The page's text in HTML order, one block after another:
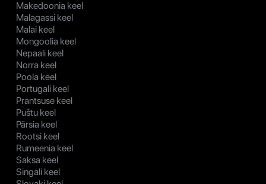
Makedoonia keel
Malagassi keel
Malai keel
Mongoolia keel
Nepaali keel
Norra keel
Poola keel
Portugali keel
Prantsuse keel
Puštu keel
Pärsia keel
Rootsi keel
Rumeenia keel
Saksa keel
Singali keel